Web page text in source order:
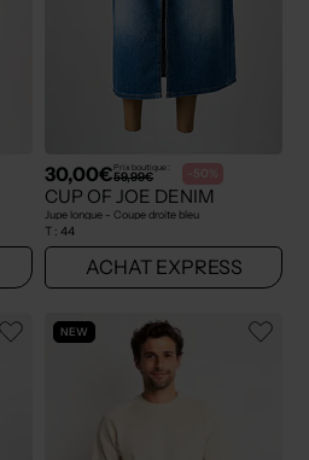
30,00€Prix boutique :
59,99€ -50%
CUP OF JOE DENIM
Jupe longue - Coupe droite bleu
T : 44
ACHAT EXPRESS
NEW